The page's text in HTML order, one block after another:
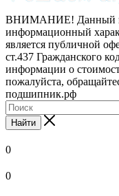
ВНИМАНИЕ! Данный
информационный
является публичной
ст.437 Гражданского
информации о
пожалуйста,
подшипник.рф
Найти
0
0